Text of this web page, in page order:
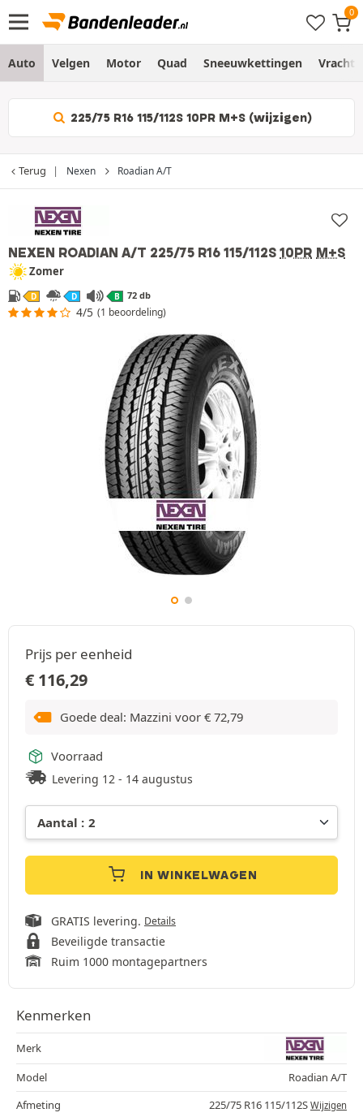
Auto Velgen Motor Quad Sneeuwkettingen
225/75 R16 115/112S 10PR M+S (wijzigen)
Terug Nexen Roadian A/T
NEXEN ROADIAN A/T 225/75 R16 115/112S 10PR M+S
Zomer
D D B 72 db
4/5 (1 beoordeling)
Prijs per eenheid
€ 116,29
Goede deal: Mazzini voor € 72,79
Voorraad
Levering 12 - 14 augustus
IN WINKELWAGEN
GRATIS levering. Details
Beveiligde transactie
Ruim 1000 montagepartners
Kenmerken
Merk
Model
Roadian A/T
Afmeting
225/75 R16 115/112S Wijzigen